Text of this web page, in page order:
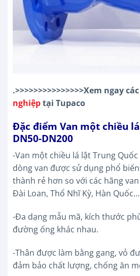
.>>>>>>>>>>>>>>>Xem ngay
nghiệptại Tupaco
Đặc điểm Van một chiều
DN50-DN200
-Van một chiều lá lật Trung Quốc
dòng van được sử dụng phổ
thành rẻ hơn so với các hãng
Đài Loan, Thổ Nhĩ Kỳ, Hàn Quốc…
-Đa dạng mẫu mã, kích thước
đường ống khác nhau.
-Thân được làm bằng gang, vỏ
đảm bảo chất lượng, chống ăn